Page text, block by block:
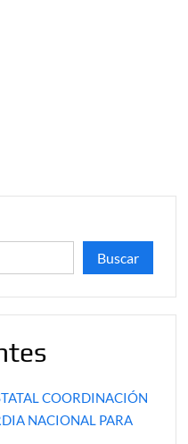
Buscar
COORDINACIÓN
NACIONAL PARA